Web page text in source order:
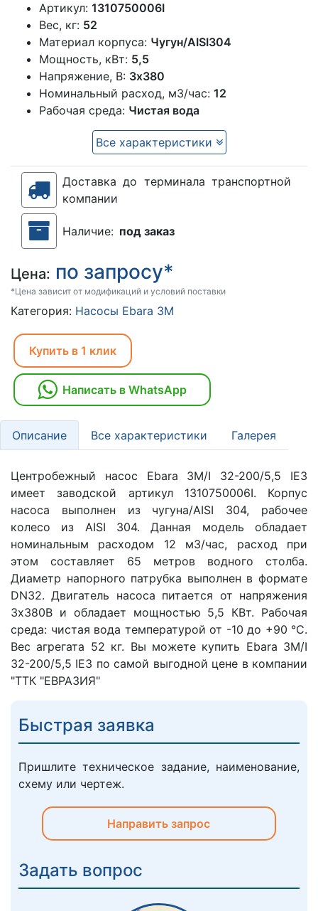
Артикул: 1310750006I
Вес, кг: 52
Материал корпуса: Чугун/AISI304
Мощность, кВт: 5,5
Напряжение, В: 3х380
Номинальный расход, м3/час: 12
Рабочая среда: Чистая вода
Все характеристики
Доставка до терминала транспортной
компании
Наличие: под заказ
Цена: по запросу*
*Цена зависит от модификаций и условий поставки
Категория: Насосы Ebara 3M
Купить в 1 клик
Написать в WhatsApp
Описание Все характеристики Галерея
Центробежный насос Ebara 3M/I 32-200/5,5 IE3
имеет заводской артикул 1310750006I. Корпус
насоса выполнен из чугуна/AISI 304, рабочее
колесо из AISI 304. Данная модель обладает
номинальным расходом 12 м3/час, расход при
этом составляет 65 метров водного столба.
Диаметр напорного патрубка выполнен в формате
DN32. Двигатель насоса питается от напряжения
3х380В и обладает мощностью 5,5 КВт. Рабочая
среда: чистая вода температурой от -10 до +90 °C.
Вес агрегата 52 кг. Вы можете купить Ebara 3M/I
32-200/5,5 IE3 по самой выгодной цене в компании
"ТТК "ЕВРАЗИЯ"
Быстрая заявка
Пришлите техническое задание, наименование,
схему или чертеж.
Направить запрос
Задать вопрос